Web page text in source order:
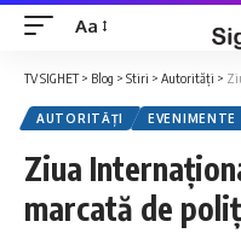
Font
Resizer
Aa
TV SIGHET> Blog > Stiri > Autorități >
AUTORITĂȚI EVENIMENTE
Ziua
marcată de